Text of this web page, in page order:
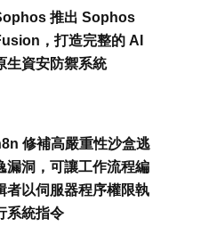
推出 Sophos
，打造完整的 AI
生資安防禦系統
修補高嚴重性沙盒逃
漏洞，可讓工作流程編
者以伺服器程序權限執
系統指令